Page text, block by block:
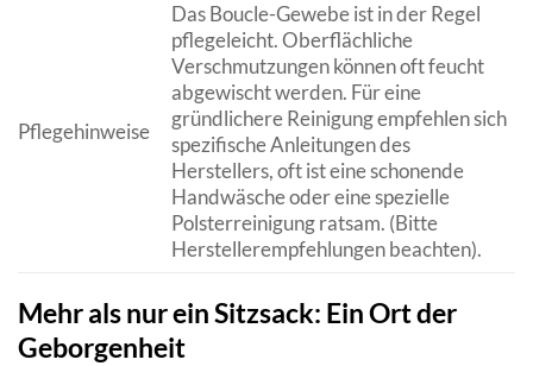
Pflegehinweise
Das Boucle-Gewebe ist in der Regel
pflegeleicht. Oberflächliche
Verschmutzungen können oft feucht
abgewischt werden. Für eine
gründlichere Reinigung empfehlen sich
spezifische Anleitungen des
Herstellers, oft ist eine schonende
Handwäsche oder eine spezielle
Polsterreinigung ratsam. (Bitte
Herstellerempfehlungen beachten).
Mehr als nur ein Sitzsack: Ein Ort der
Geborgenheit